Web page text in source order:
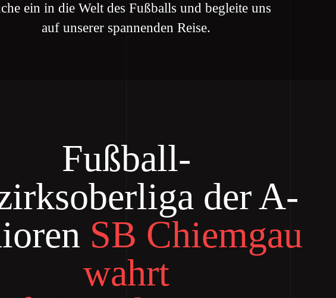
ein in die Welt des Fußballs und begleite uns
auf unserer spannenden Reise.
Fußball-
der A-
SB Chiemgau
wahrt